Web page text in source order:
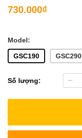
730.000₫
Model:
GSC190
GSC290
Số lượng: